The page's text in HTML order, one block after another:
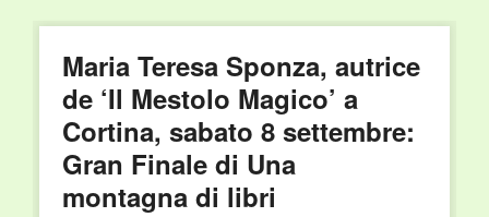
Maria Teresa Sponza, autrice
de ‘Il Mestolo Magico’ a
Cortina, sabato 8 settembre:
Gran Finale di Una
montagna di libri